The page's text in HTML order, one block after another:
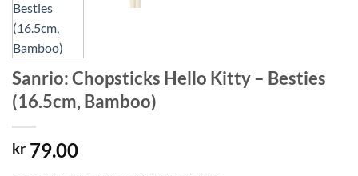
Sanrio: Chopsticks Hello Kitty – Besties
(16.5cm, Bamboo)
kr 79.00